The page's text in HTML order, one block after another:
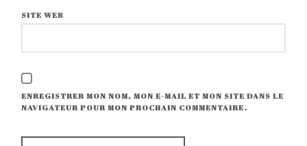
SITE WEB
ENREGISTRER MON NOM, MON E-MAIL ET MON SITE DANS LE
NAVIGATEUR POUR MON PROCHAIN COMMENTAIRE.